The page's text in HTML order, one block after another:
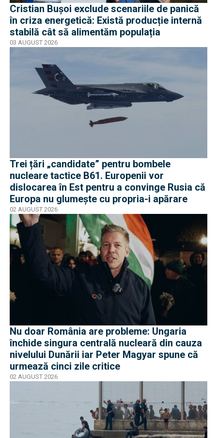
Cristian Bușoi exclude scenariile de panică
în criza energetică: Există producție internă
stabilă cât să alimentăm populația
03 AUGUST 2026
Trei țări „candidate” pentru bombele
nucleare tactice B61. Europenii vor
dislocarea în Est pentru a convinge Rusia că
Europa nu glumește cu propria-i apărare
02 AUGUST 2026
Nu doar România are probleme: Ungaria
închide singura centrală nucleară din cauza
nivelului Dunării iar Peter Magyar spune că
urmează cinci zile critice
02 AUGUST 2026